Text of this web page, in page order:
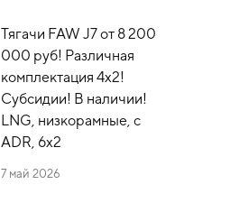
Тягачи FAW J7 от 8 200
000 руб! Различная
комплектация 4х2!
Субсидии! В наличии!
LNG, низкорамные, с
ADR, 6x2
7 май 2026